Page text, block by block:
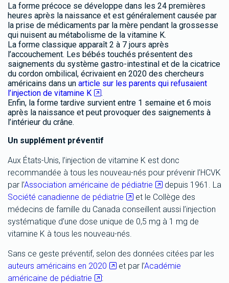
La forme précoce se développe dans les 24 premières
heures après la naissance et est généralement causée par
la prise de médicaments par la mère pendant la grossesse
qui nuisent au métabolisme de la vitamine K.
La forme classique apparaît 2 à 7 jours après
l’accouchement. Les bébés touchés présentent des
saignements du système gastro-intestinal et de la cicatrice
du cordon ombilical, écrivaient en 2020 des chercheurs
américains dans un article sur les parents qui refusaient
l’injection de vitamine K
.
Enfin, la forme tardive survient entre 1 semaine et 6 mois
après la naissance et peut provoquer des saignements à
l’intérieur du crâne.
Un supplément préventif
Aux États-Unis, l’injection de vitamine K est donc
recommandée à tous les nouveau-nés pour prévenir l’HCVK
par l’Association américaine de pédiatrie
depuis 1961. La
Société canadienne de pédiatrie
et le Collège des
médecins de famille du Canada conseillent aussi l’injection
systématique d’une dose unique de 0,5 mg à 1 mg de
vitamine K à tous les nouveau-nés.
Sans ce geste préventif, selon des données citées par les
auteurs américains en 2020
et par l’Académie
américaine de pédiatrie
: